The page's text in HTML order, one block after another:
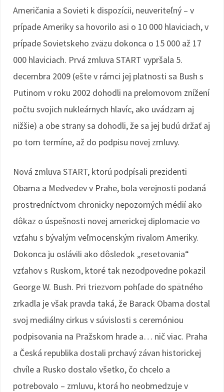
Američania a Sovieti k dispozícii, neuveriteľný – v
prípade Ameriky sa hovorilo asi o 10 000 hlaviciach, v
prípade Sovietskeho zväzu dokonca o 15 000 až 17
000 hlaviciach. Prvá zmluva START vypršala 5.
decembra 2009 (ešte v rámci jej platnosti sa Bush s
Putinom v roku 2002 dohodli na prelomovom znížení
počtu svojich nukleárnych hlavíc, ako uvádzam aj
nižšie) a obe strany sa dohodli, že sa jej budú držať aj
po tom termíne, až do podpisu novej zmluvy.
Nová zmluva START, ktorú podpísali prezidenti
Obama a Medvedev v Prahe, bola verejnosti podaná
prostredníctvom chronicky nepozorných médií ako
dôkaz o úspešnosti novej americkej diplomacie vo
vzťahu s bývalým veľmocenským rivalom Ameriky.
Dokonca ju oslávili ako dôsledok „resetovania“
vzťahov s Ruskom, ktoré tak nezodpovedne pokazil
George W. Bush. Pri triezvom pohľade do spätného
zrkadla je však pravda taká, že Barack Obama dostal
svoj mediálny cirkus v súvislosti s ceremóniou
podpisovania na Pražskom hrade a… nič viac. Praha
a Česká republika dostali prchavý závan historickej
chvíle a Rusko dostalo všetko, čo chcelo a
potrebovalo – zmluvu, ktorá ho neobmedzuje v